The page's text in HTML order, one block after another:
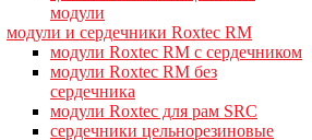
модули
модули и сердечники Roxtec RM
модули Roxtec RM с сердечником
модули Roxtec RM без
сердечника
модули Roxtec для рам SRC
сердечники цельнорезиновые